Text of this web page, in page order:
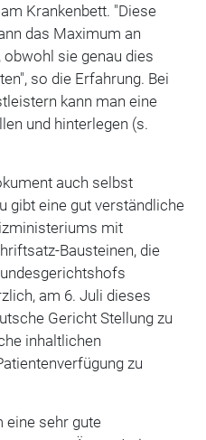
Krankenbett. "Diese
das Maximum an
sie genau dies
so die Erfahrung. Bei
kann man eine
und hinterlegen (s.
auch selbst
gibt eine gut verständliche
mit
Bausteinen, die
am 6. Juli dieses
Gericht Stellung zu
inhaltlichen
zu
eine sehr gute